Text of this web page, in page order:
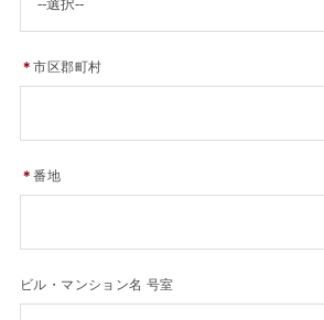
＊市区郡町村
＊番地
ビル・マンション名 号室